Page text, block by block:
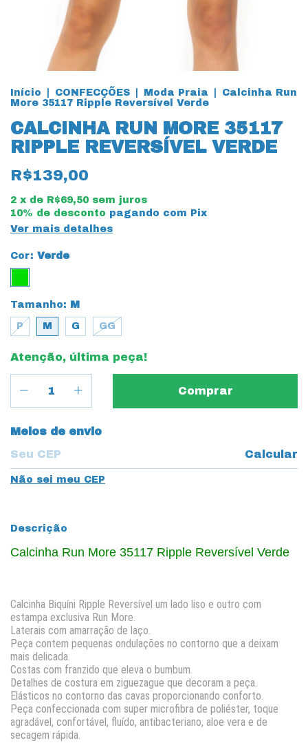
Início CONFECÇÕES Moda Praia
Calcinha Run
More 35117 Ripple Reversível Verde
CALCINHA RUN MORE 35117
RIPPLE REVERSÍVEL VERDE
R$139,00
2 x de R$69,50 sem juros
10% de desconto pagando com Pix
Ver mais detalhes
Cor: Verde
Tamanho: M
P M G GG
Atenção, última peça!
Entregas para o CEP:
Meios de envio
Calcular
Não sei meu CEP
Descrição
Calcinha Run More 35117 Ripple Reversível Verde
Calcinha Biquí­ni Ripple Reversí­vel um lado liso e outro com
estampa exclusiva Run More.
Laterais com amarração de laço.
Peça contem pequenas ondulações no contorno que a deixam
mais delicada.
Costas com franzido que eleva o bumbum.
Detalhes de costura em ziguezague que decoram a peça.
Elásticos no contorno das cavas proporcionando conforto.
Peça confeccionada com super microfibra de poliéster, toque
agradável, confortável, fluí­do, antibacteriano, aloe vera e de
secagem rápida.